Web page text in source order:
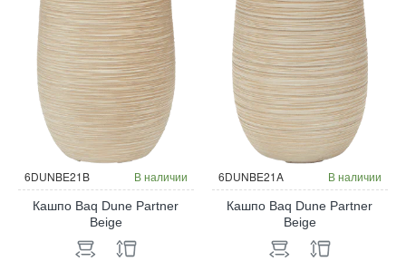
6DUNBE21B В наличии
Кашпо Baq Dune Partner
Beige
6DUNBE21A В наличии
Кашпо Baq Dune Partner
Beige